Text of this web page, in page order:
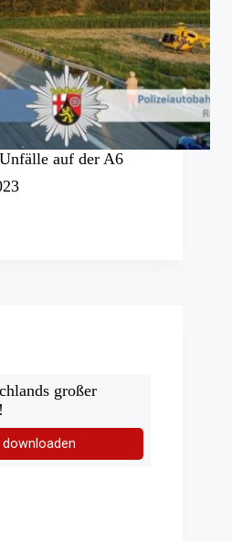
auf der A6
großer